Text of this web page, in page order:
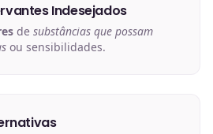
Indesejados
de substâncias que possam
ou sensibilidades.